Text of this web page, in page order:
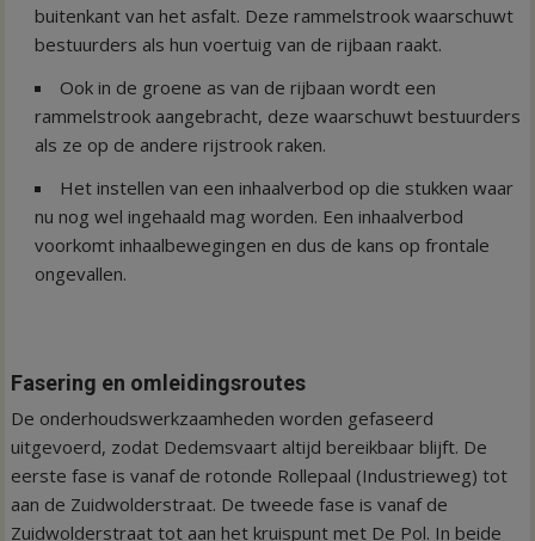
buitenkant van het asfalt. Deze rammelstrook waarschuwt
bestuurders als hun voertuig van de rijbaan raakt.
Ook in de groene as van de rijbaan wordt een
rammelstrook aangebracht, deze waarschuwt bestuurders
als ze op de andere rijstrook raken.
Het instellen van een inhaalverbod op die stukken waar
nu nog wel ingehaald mag worden. Een inhaalverbod
voorkomt inhaalbewegingen en dus de kans op frontale
ongevallen.
Fasering en omleidingsroutes
De onderhoudswerkzaamheden worden gefaseerd
uitgevoerd, zodat Dedemsvaart altijd bereikbaar blijft. De
eerste fase is vanaf de rotonde Rollepaal (Industrieweg) tot
aan de Zuidwolderstraat. De tweede fase is vanaf de
Zuidwolderstraat tot aan het kruispunt met De Pol. In beide